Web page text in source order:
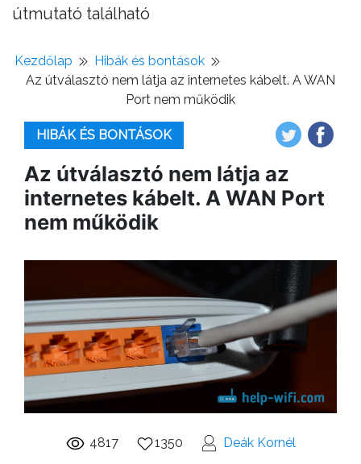
útmutató található
Kezdőlap
Hibák és bontások
Az útválasztó nem látja az internetes kábelt. A WAN
Port nem működik
HIBÁK ÉS BONTÁSOK
Az útválasztó nem látja az
internetes kábelt. A WAN Port
nem működik
4817 1350 Deák Kornél